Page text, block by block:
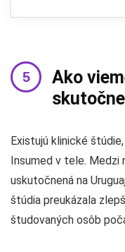
Ako
Existujú klinické
Insumed v tele.
uskutočnená na
štúdia preukázala
študovaných osôb